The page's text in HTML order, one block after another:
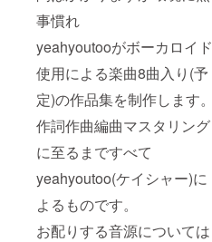
事慣れ
yeahyoutooがボーカロイド
使用による楽曲8曲入り(予
定)の作品集を制作します。
作詞作曲編曲マスタリング
に至るまですべて
yeahyoutoo(ケイシャー)に
よるものです。
お配りする音源については